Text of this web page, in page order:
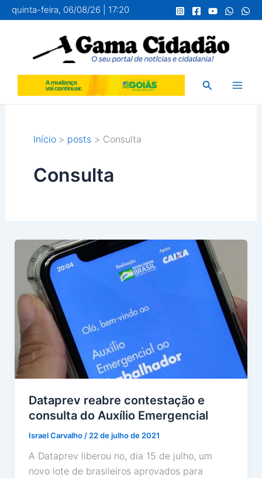
para
conteúdo
quinta-feira, 06/08/26 | 17:20
Pesquisar
Início posts Consulta
Consulta
Dataprev reabre contestação e
consulta do Auxílio Emergencial
Israel Carvalho/22 de julho de 2021
A Dataprev liberou no, dia 15 de julho, um
novo lote de brasileiros aprovados para